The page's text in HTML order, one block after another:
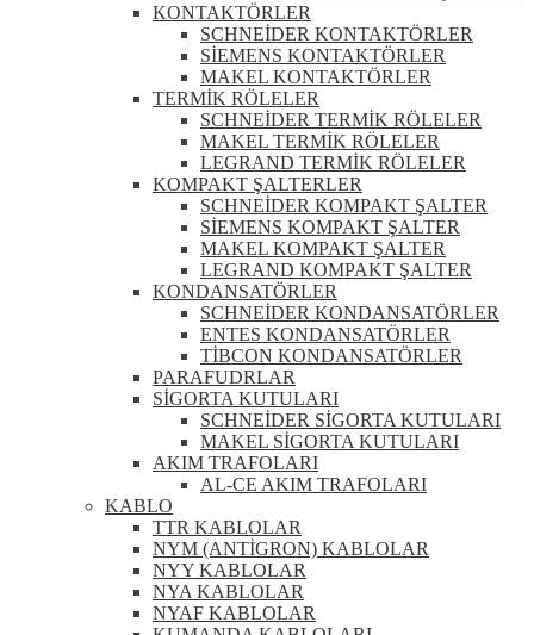
KONTAKTÖRLER
SCHNEİDER KONTAKTÖRLER
SİEMENS KONTAKTÖRLER
MAKEL KONTAKTÖRLER
TERMİK RÖLELER
SCHNEİDER TERMİK RÖLELER
MAKEL TERMİK RÖLELER
LEGRAND TERMİK RÖLELER
KOMPAKT ŞALTERLER
SCHNEİDER KOMPAKT ŞALTER
SİEMENS KOMPAKT ŞALTER
MAKEL KOMPAKT ŞALTER
LEGRAND KOMPAKT ŞALTER
KONDANSATÖRLER
SCHNEİDER KONDANSATÖRLER
ENTES KONDANSATÖRLER
TİBCON KONDANSATÖRLER
PARAFUDRLAR
SİGORTA KUTULARI
SCHNEİDER SİGORTA KUTULARI
MAKEL SİGORTA KUTULARI
AKIM TRAFOLARI
AL-CE AKIM TRAFOLARI
KABLO
TTR KABLOLAR
NYM (ANTİGRON) KABLOLAR
NYY KABLOLAR
NYA KABLOLAR
NYAF KABLOLAR